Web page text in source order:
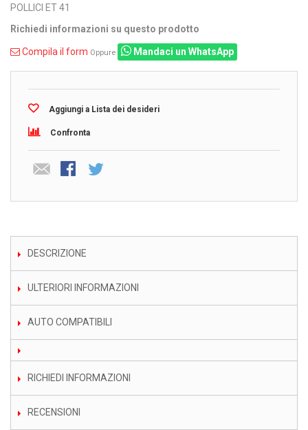
POLLICI ET 41
Richiedi informazioni su questo prodotto
Compila il form Oppure Mandaci un WhatsApp
Aggiungi a Lista dei desideri
Confronta
DESCRIZIONE
ULTERIORI INFORMAZIONI
AUTO COMPATIBILI
RICHIEDI INFORMAZIONI
RECENSIONI